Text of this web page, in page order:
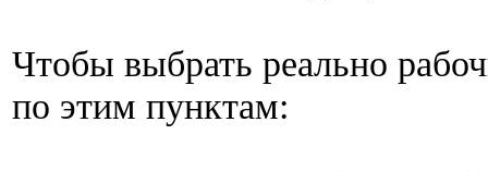
Чтобы выбрать реально
по этим пунктам: